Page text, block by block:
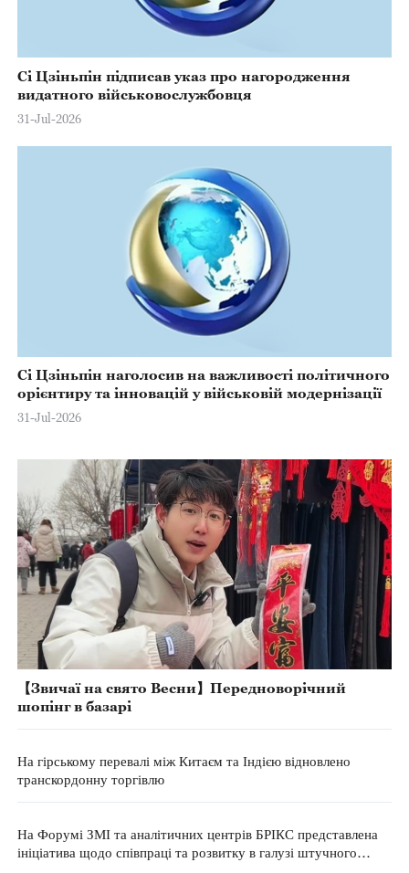
Сі Цзіньпін підписав указ про нагородження
видатного військовослужбовця
31-Jul-2026
Сі Цзіньпін наголосив на важливості політичного
орієнтиру та інновацій у військовій модернізації
31-Jul-2026
【Звичаї на свято Весни】Передноворічний
шопінг в базарі
На гірському перевалі між Китаєм та Індією відновлено
транскордонну торгівлю
На Форумі ЗМІ та аналітичних центрів БРІКС представлена
ініціатива щодо співпраці та розвитку в галузі штучного